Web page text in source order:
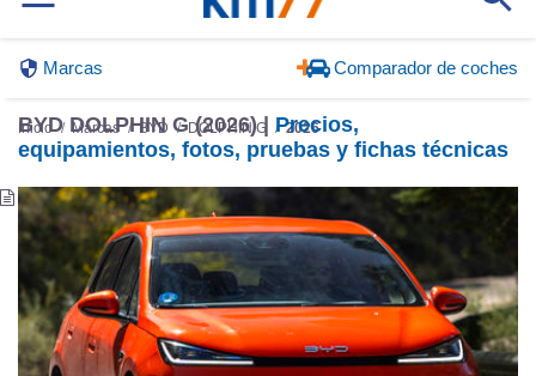
Marcas Comparador de coches
Inicio Marcas BYD DOLPHIN G 2026
BYD DOLPHIN G (2026) | Precios,
equipamientos, fotos, pruebas y fichas técnicas